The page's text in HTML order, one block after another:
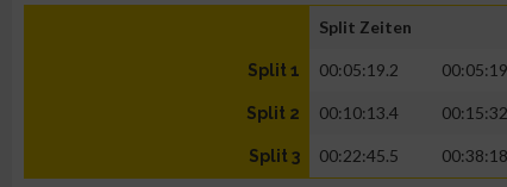
Split Zeiten
Split 1 00:05:19.2
Split 2 00:10:13.4
Split 3 00:22:45.5